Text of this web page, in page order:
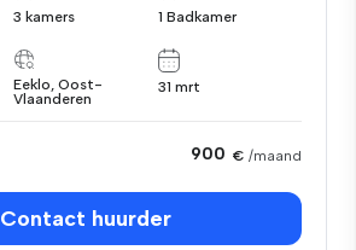
3 kamers 1 Badkamer
Eeklo, Oost-
Vlaanderen
31 mrt
900 € /maand
Contact huurder